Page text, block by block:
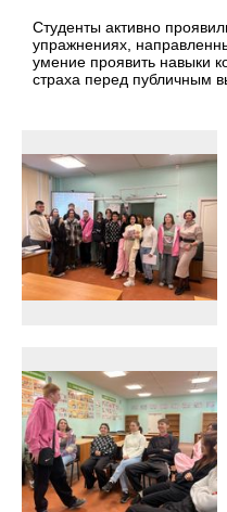
Студенты активно
упражнениях,
умение проявить навыки
страха перед публичным